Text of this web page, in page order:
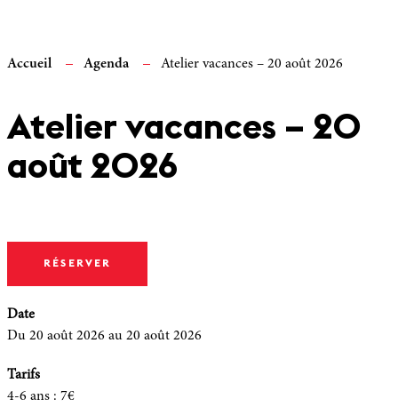
Accueil Agenda Atelier vacances – 20 août 2026
Atelier vacances – 20
août 2026
RÉSERVER
Date
Du 20 août 2026 au 20 août 2026
Tarifs
4-6 ans : 7€